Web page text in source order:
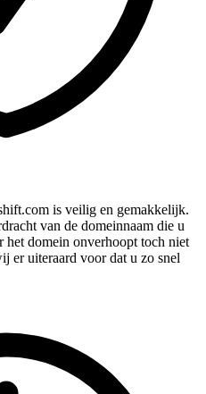
is veilig en gemakkelijk.
van de domeinnaam die u
domein onverhoopt toch niet
er uiteraard voor dat u zo snel